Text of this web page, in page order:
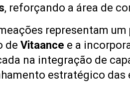
, reforçando a área de
representam
deVitaance e a
na integração de
estratégico das